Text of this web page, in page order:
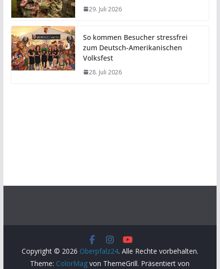
29. Juli 2026
So kommen Besucher stressfrei
zum Deutsch-Amerikanischen
Volksfest
28. Juli 2026
Copyright © 2026 Oberpfalz24. Alle Rechte vorbehalten.
Theme: ColorMag von ThemeGrill. Präsentiert von